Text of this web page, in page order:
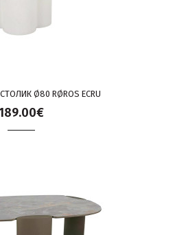
Ø80 RØROS ECRU